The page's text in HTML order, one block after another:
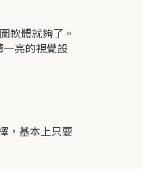
軟體就夠了。
亮的視覺設
，基本上只要